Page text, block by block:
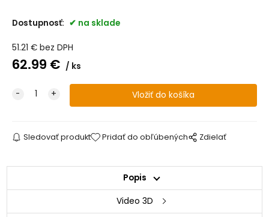
Dostupnosť: na sklade
51.21 € bez DPH
62.99 € ks
Sledovať produkt Pridať do obľúbených Zdielať
Popis
Video 3D